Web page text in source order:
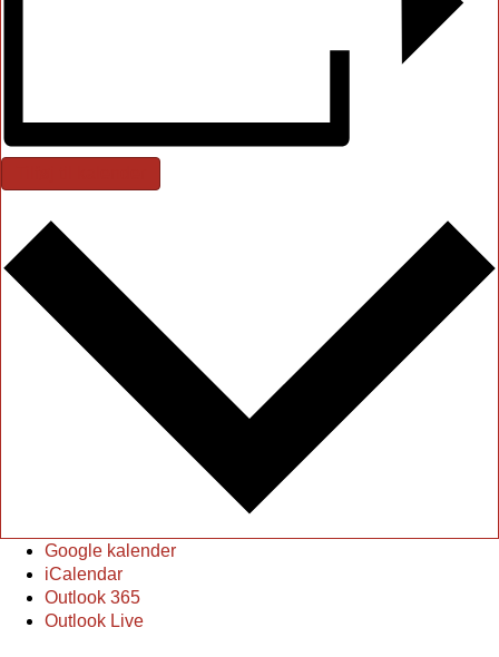
Google kalender
iCalendar
Outlook 365
Outlook Live